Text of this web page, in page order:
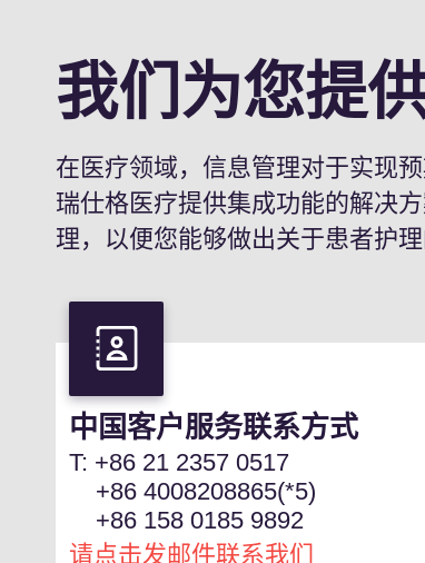
我们为您提
在医疗领域，信息管理对于实现
瑞仕格医疗提供集成功能的解决
理，以便您能够做出关于患者护
中国客户服务联系方式
T: +86 21 2357 0517
+86 4008208865(*5)
+86 158 0185 9892
请点击发邮件联系我们